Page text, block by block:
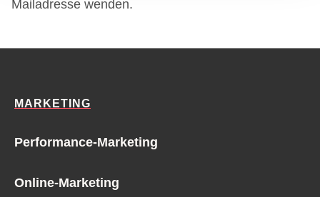
haben oder die sie im Rahmen Ihrer Nutzung der Dienste
Mailadresse wenden.
MARKETING
Performance-Marketing
Online-Marketing